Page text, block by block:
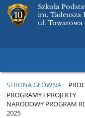
Szkoła
im. Tadeusza
ul.
STRONA GŁÓWNA
PROGRAMY I PROJEKTY
NARODOWY PROGRAM
2025